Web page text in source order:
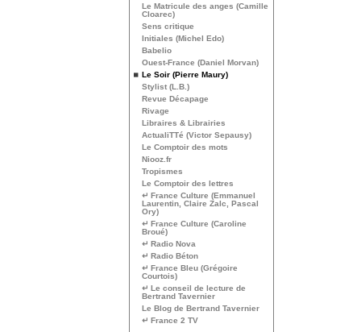
Le Matricule des anges (Camille
Cloarec)
Sens critique
Initiales (Michel Edo)
Babelio
Ouest-France (Daniel Morvan)
Le Soir (Pierre Maury)
Stylist (L.B.)
Revue Décapage
Rivage
Libraires & Librairies
ActualiTTé (Victor Sepausy)
Le Comptoir des mots
Niooz.fr
Tropismes
Le Comptoir des lettres
↵ France Culture (Emmanuel
Laurentin, Claire Zalc, Pascal
Ory)
↵ France Culture (Caroline
Broué)
↵ Radio Nova
↵ Radio Béton
↵ France Bleu (Grégoire
Courtois)
↵ Le conseil de lecture de
Bertrand Tavernier
Le Blog de Bertrand Tavernier
↵ France 2 TV